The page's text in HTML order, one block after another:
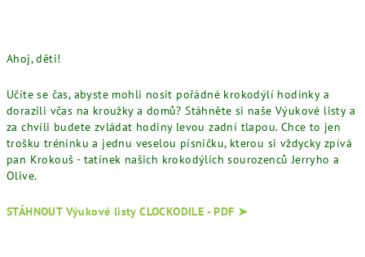
Ahoj, děti!
Učíte se čas, abyste mohli nosit pořádné krokodýlí hodinky a
dorazili včas na kroužky a domů? Stáhněte si naše Výukové listy a
za chvíli budete zvládat hodiny levou zadní tlapou. Chce to jen
trošku tréninku a jednu veselou písničku, kterou si vždycky zpívá
pan Krokouš - tatínek našich krokodýlích sourozenců Jerryho a
Olive.
STÁHNOUT Výukové listy CLOCKODILE - PDF ➤